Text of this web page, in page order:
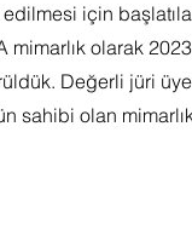
için
olarak
Değerli jüri
sahibi olan